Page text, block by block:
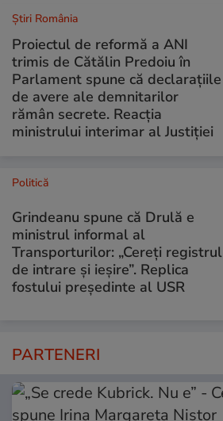
Știri România
Proiectul de reformă a ANI
trimis de Cătălin Predoiu în
Parlament spune că declarațiile
de avere ale demnitarilor
rămân secrete. Reacția
ministrului interimar al Justiției
Politică
Grindeanu spune că Drulă e
ministrul informal al
Transporturilor: „Cereți registrul
de intrare și ieșire”. Replica
fostului președinte al USR
PARTENERI